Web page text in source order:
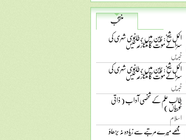
منتخب
اکمل شیخ: چین میں برطانوی شہری کی
سزائے موت کا متنازعہ کیس
خبریں
اکمل شیخ: چین میں برطانوی شہری کی
سزائے موت کا متنازعہ کیس
خبریں
طالب علم کے شخصی آداب ( ذاتی
خوبیاں )
اسلام
مجھے میرے مرتبے سے زیادہ نہ بڑھاؤ